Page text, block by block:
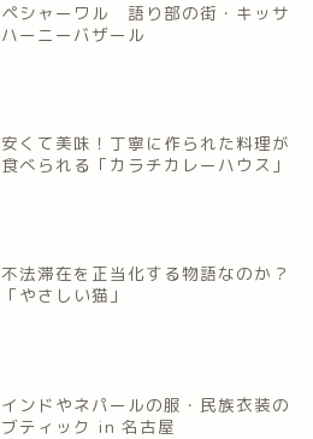
ペシャーワル 語り部の街・キッサ
ハーニーバザール
安くて美味！丁寧に作られた料理が
食べられる「カラチカレーハウス」
不法滞在を正当化する物語なのか？
「やさしい猫」
インドやネパールの服・民族衣装の
ブティック in 名古屋